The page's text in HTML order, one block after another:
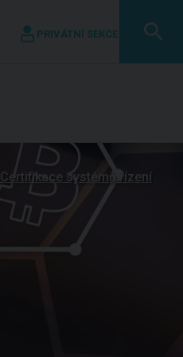
PRIVÁTNÍ SEKCE
Certifikace systémů řízení